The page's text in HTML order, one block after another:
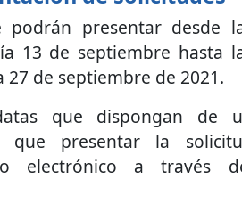
podrán presentar desde
13 de septiembre hasta
27 de septiembre de 2021.
que dispongan de
que presentar la
electrónico a través